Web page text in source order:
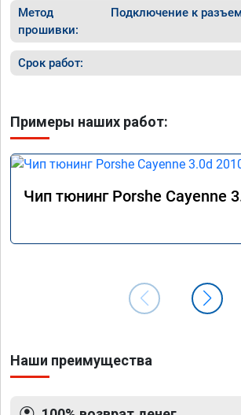
Метод
прошивки:
Подключение к
Срок работ:
Примеры наших работ:
Чип тюнинг Porshe Cayenne
Наши преимущества